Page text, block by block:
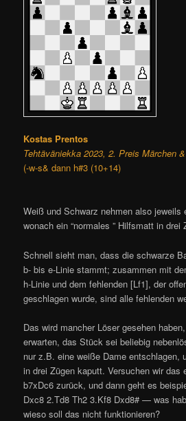
Kostas Prentos
Tehtäväniekka 2023, 2. Preis Märchen
(-w-s& dann h#3 (10+14)
Weiß und Schwarz nehmen also jeweils
wonach ein “normales ” Hilfsmatt in drei
Schnell sieht man, dass die schwarze
b- bis e-Linie stammt; zusammen mit
h-Linie und dem fehlenden [Lf1], der
geschlagen wurde, sind alle fehlenden
Das wird mancher Löser gesehen
erwarten, das Stück sei beliebig
nur z.B. eine weiße Dame entschlagen,
in drei Zügen kaputt. Versuchen wir das
b7xDc6 zurück, und dann geht es
Dxc8 2.Td8 Th2 3.Kf8 Dxd8# — was
wieso soll das nicht funktionieren?